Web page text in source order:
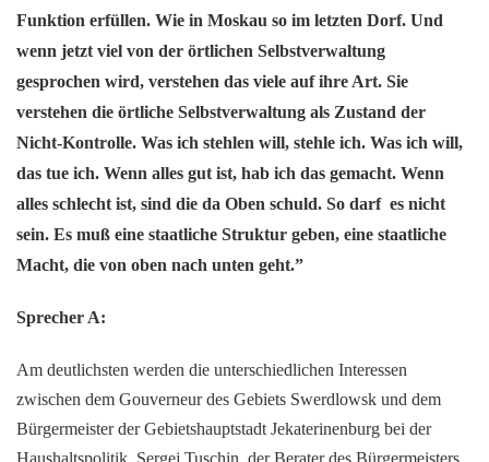
Funktion erfüllen. Wie in Moskau so im letzten Dorf. Und
wenn jetzt viel von der örtlichen Selbstverwaltung
gesprochen wird, verstehen das viele auf ihre Art. Sie
verstehen die örtliche Selbstverwaltung als Zustand der
Nicht-Kontrolle. Was ich stehlen will, stehle ich. Was ich will,
das tue ich. Wenn alles gut ist, hab ich das gemacht. Wenn
alles schlecht ist, sind die da Oben schuld. So darf es nicht
sein. Es muß eine staatliche Struktur geben, eine staatliche
Macht, die von oben nach unten geht.”
Sprecher A:
Am deutlichsten werden die unterschiedlichen Interessen
zwischen dem Gouverneur des Gebiets Swerdlowsk und dem
Bürgermeister der Gebietshauptstadt Jekaterinenburg bei der
Haushaltspolitik. Sergej Tuschin, der Berater des Bürgermeisters,